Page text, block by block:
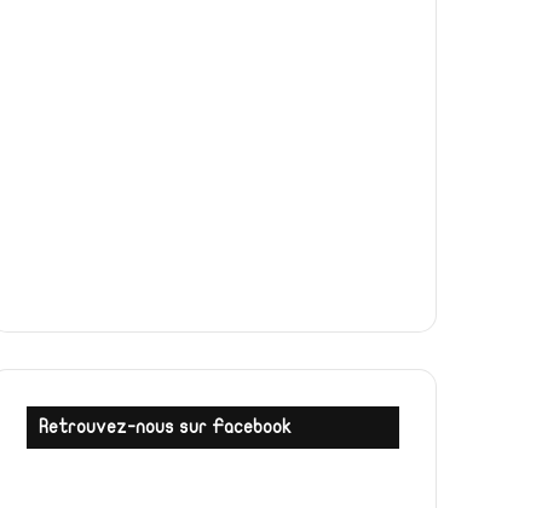
Retrouvez-nous sur Facebook